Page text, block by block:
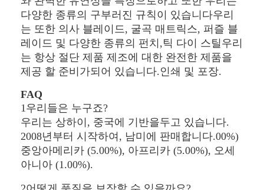
기계를 형성하는 종이 봉지
자동 포장 기계
다양한 종류의 구부러진 규칙이 있습니다우리
는 또한 의사 블레이드, 굴곡 매트릭스, 퍼즐 블
레이드 및 다양한 종류의 펀치,틱 다이 스틸우리
는 항상 절단 제품 제조에 대한 완전한 제품을
제공 할 준비가되어 있습니다.인쇄 및 포장.
FAQ
1우리들은 누구죠?
우리는 상하이, 중국에 기반을두고 있습니다.
2008년부터 시작하여, 남미에 판매합니다.00%)
중앙아메리카 (5.00%), 아프리카 (5.00%), 오세
아니아 (1.00%).